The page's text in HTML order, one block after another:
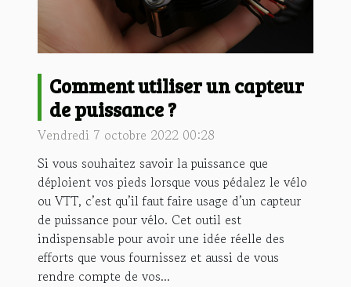
Comment utiliser un capteur
de puissance ?
Vendredi 7 octobre 2022 00:28
Si vous souhaitez savoir la puissance que
déploient vos pieds lorsque vous pédalez le vélo
ou VTT, c’est qu’il faut faire usage d’un capteur
de puissance pour vélo. Cet outil est
indispensable pour avoir une idée réelle des
efforts que vous fournissez et aussi de vous
rendre compte de vos...